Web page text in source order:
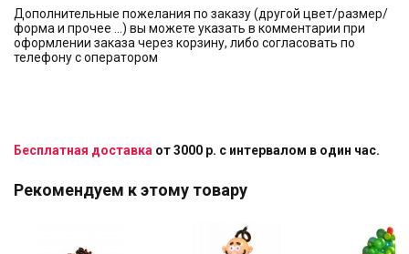
Дополнительные пожелания по заказу (другой цвет/размер/
форма и прочее …) вы можете указать в комментарии при
оформлении заказа через корзину, либо согласовать по
телефону с оператором
Бесплатная доставка от 3000 р. с интервалом в один час.
Рекомендуем к этому товару